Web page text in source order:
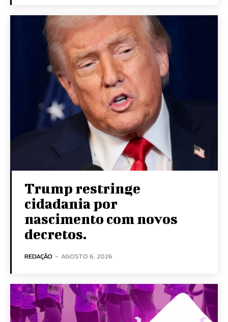
Trump restringe
cidadania por
nascimento com novos
decretos.
REDAÇÃO - AGOSTO 6, 2026